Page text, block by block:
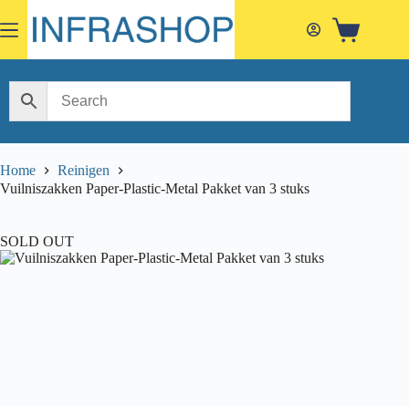
to
content
Shopping
Home
Reinigen
Vuilniszakken Paper-Plastic-Metal Pakket van 3 stuks
SOLD OUT